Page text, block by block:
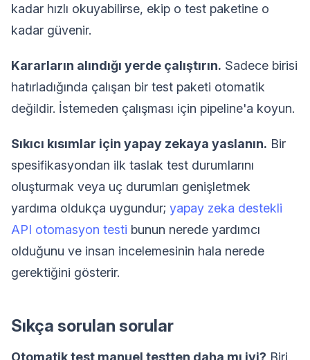
kadar hızlı okuyabilirse, ekip o test paketine o
kadar güvenir.
Kararların alındığı yerde çalıştırın. Sadece birisi
hatırladığında çalışan bir test paketi otomatik
değildir. İstemeden çalışması için pipeline'a koyun.
Sıkıcı kısımlar için yapay zekaya yaslanın. Bir
spesifikasyondan ilk taslak test durumlarını
oluşturmak veya uç durumları genişletmek
yardıma oldukça uygundur; yapay zeka destekli
API otomasyon testi bunun nerede yardımcı
olduğunu ve insan incelemesinin hala nerede
gerektiğini gösterir.
Sıkça sorulan sorular
Otomatik test manuel testten daha mı iyi? Biri